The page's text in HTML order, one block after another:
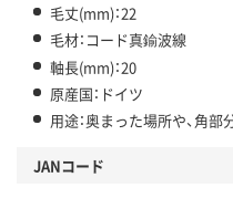
毛丈(mm)：22
毛材：コード真鍮波線
軸長(mm)：20
原産国：ドイツ
用途：奥まった場所や、角部
JANコード